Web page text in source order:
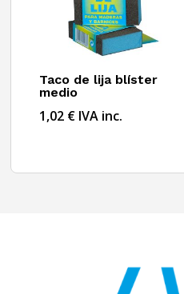
Taco de lija blíster
medio
1,02 € IVA inc.